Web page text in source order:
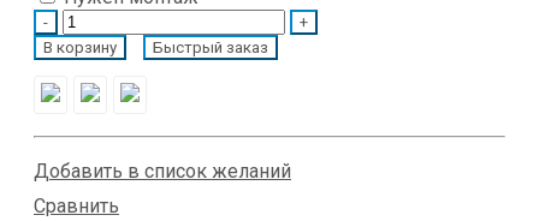
Quantity
В корзину Быстрый заказ
Добавить в список желаний
Сравнить